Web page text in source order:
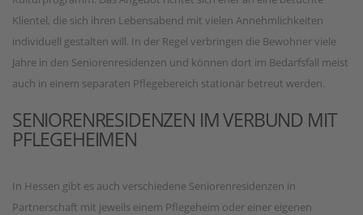
Klientel, die sich ihren Lebensabend mit vielen Annehmlichkeiten
individuell gestalten will. In der Regel verbringen die Bewohner viele
Jahre in den Seniorenresidenzen und können dort im Bedarfsfall meist
auch in einem separaten Pflegebereich stationär betreut werden.
SENIORENRESIDENZEN IM VERBUND MIT
PFLEGEHEIMEN
In Hessen gibt es auch verschiedene Seniorenresidenzen in
Partnerschaft mit jeweils einem Pflegeheim oder einer eigenen